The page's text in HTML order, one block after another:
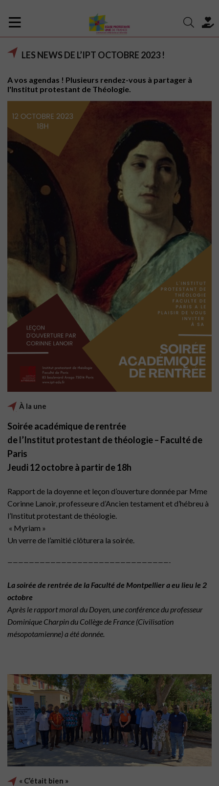
LES NEWS DE L’IPT OCTOBRE 2023 !
A vos agendas ! Plusieurs rendez-vous à partager à
l'Institut protestant de Théologie.
À la une
Soirée académique de rentrée
de l’Institut protestant de théologie – Faculté de
Paris
Jeudi 12 octobre à partir de 18h
Rapport de la doyenne et leçon d’ouverture donnée par Mme
Corinne Lanoir, professeure d’Ancien testament et d’hébreu à
l’Institut protestant de théologie.
« Myriam »
Un verre de l’amitié clôturera la soirée.
——————————————————————————————-
La soirée de rentrée de la Faculté de Montpellier a eu lieu le 2
octobre
Après le rapport moral du Doyen, une conférence du professeur
Dominique Charpin du Collège de France (Civilisation
mésopotamienne) a été donnée.
« C’était bien »